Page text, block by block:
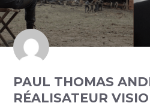
PAUL THOMAS
RÉALISATEUR